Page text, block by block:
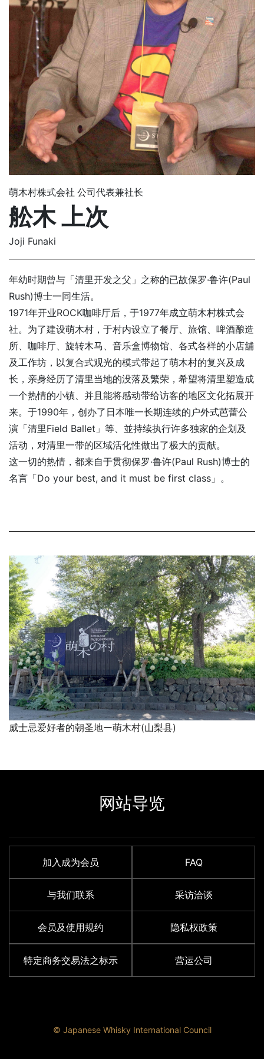
萌木村株式会社 公司代表兼社长
舩木 上次
Joji Funaki
年幼时期曾与「清里开发之父」之称的已故保罗·鲁许(Paul
Rush)博士一同生活。
1971年开业ROCK咖啡厅后，于1977年成立萌木村株式会
社。为了建设萌木村，于村内设立了餐厅、旅馆、啤酒酿造
所、咖啡厅、旋转木马、音乐盒博物馆、各式各样的小店舖
及工作坊，以复合式观光的模式带起了萌木村的复兴及成
长，亲身经历了清里当地的没落及繁荣，希望将清里塑造成
一个热情的小镇、并且能将感动带给访客的地区文化拓展开
来。于1990年，创办了日本唯一长期连续的户外式芭蕾公
演「清里Field Ballet」等、並持续执行许多独家的企划及
活动，对清里一带的区域活化性做出了极大的贡献。
这一切的热情，都来自于贯彻保罗·鲁许(Paul Rush)博士的
名言「Do your best, and it must be first class」。
威士忌爱好者的朝圣地ー萌木村(山梨县)
网站导览
加入成为会员 FAQ
与我们联系 采访洽谈
会员及使用规约 隐私权政策
特定商务交易法之标示 营运公司
© Japanese Whisky International Council